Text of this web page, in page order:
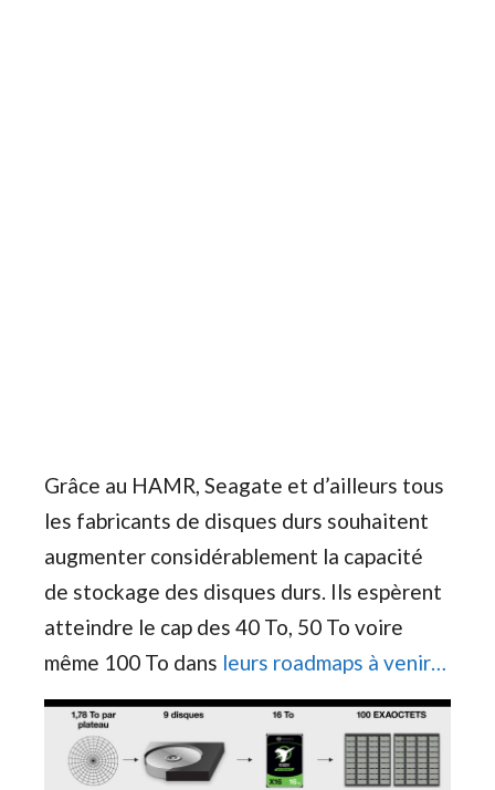
Grâce au HAMR, Seagate et d’ailleurs tous
les fabricants de disques durs souhaitent
augmenter considérablement la capacité
de stockage des disques durs. Ils espèrent
atteindre le cap des 40 To, 50 To voire
même 100 To dans leurs roadmaps à venir…